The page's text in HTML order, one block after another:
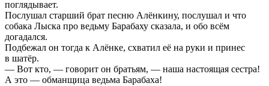
поглядывает.
Послушал старший брат песню Алёнкину, послушал и что
собака Лыска про ведьму Барабаху сказала, и обо всём
догадался.
Подбежал он тогда к Алёнке, схватил её на руки и принес
в шатёр.
— Вот кто, — говорит он братьям, — наша настоящая сестра!
А это — обманщица ведьма Барабаха!